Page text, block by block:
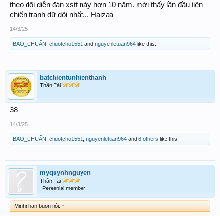
theo dõi diễn đàn xstt này hơn 10 năm. mới thấy lần đầu tiên
chiến tranh dữ dội nhất... Haizaa
14/3/25
BAO_CHUẨN chuotcho1551 and nguyenletuan964 like this.
batchientunhienthanh
Thần Tài
38
14/3/25
BAO_CHUẨN chuotcho1551 nguyenletuan964 and 6 others like this.
myquynhnguyen
Thần Tài
Perennial member
Minhnhan.buon nói: ↑